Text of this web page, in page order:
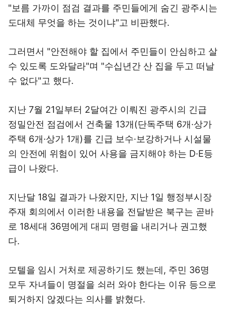
"보름 가까이 점검 결과를 주민들에게 숨긴 광주시는
도대체 무엇을 하는 것이냐"고 비판했다.
그러면서 "안전해야 할 집에서 주민들이 안심하고 살
수 있도록 도와달라"며 "수십년간 산 집을 두고 떠날
수 없다"고 했다.
지난 7월 21일부터 2달여간 이뤄진 광주시의 긴급
정밀안전 점검에서 건축물 13개(단독주택 6개·상가
주택 6개·상가 1개)를 긴급 보수·보강하거나 시설물
의 안전에 위험이 있어 사용을 금지해야 하는 D·E등
급이 나왔다.
지난달 18일 결과가 나왔지만, 지난 1일 행정부시장
주재 회의에서 이러한 내용을 전달받은 북구는 곧바
로 18세대 36명에게 대피 명령을 내리거나 권고했
다.
모텔을 임시 거처로 제공하기도 했는데, 주민 36명
모두 자녀들이 명절을 쇠러 와야 한다는 이유 등으로
퇴거하지 않겠다는 의사를 밝혔다.